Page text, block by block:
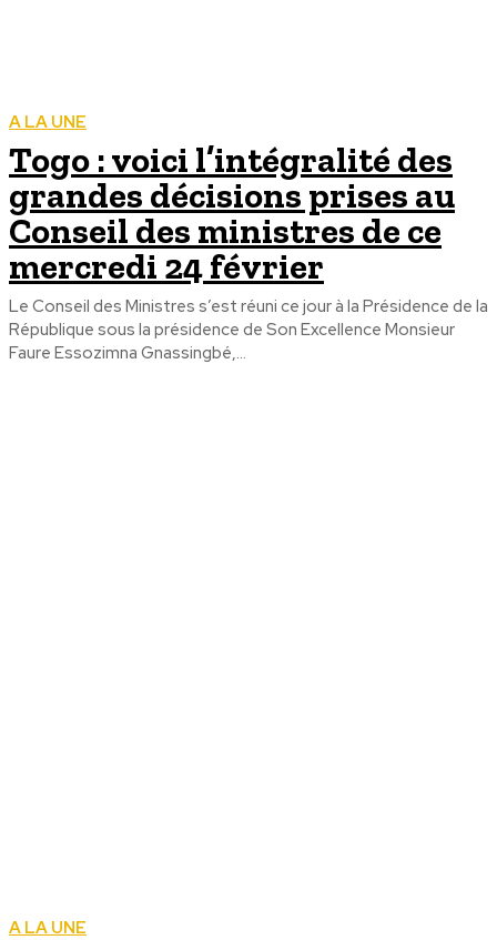
A LA UNE
Togo : voici l’intégralité des
grandes décisions prises au
Conseil des ministres de ce
mercredi 24 février
Le Conseil des Ministres s’est réuni ce jour à la Présidence de la
République sous la présidence de Son Excellence Monsieur
Faure Essozimna Gnassingbé,...
A LA UNE